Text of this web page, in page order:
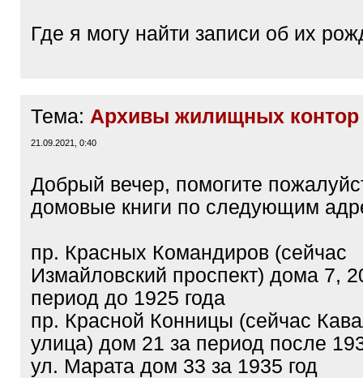
Где я могу найти записи об их
Тема: Архивы жилищных контор
21.09.2021, 0:40
Добрый вечер, помогите
домовые книги по следующим
пр. Красных Командиров (сейчас
Измайловский проспект) дома 7,
период до 1925 года
пр. Красной Конницы (сейчас
улица) дом 21 за период после
ул. Марата дом 33 за 1935 год